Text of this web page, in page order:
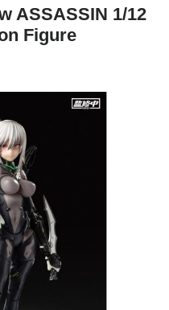
ASSASSIN 1/12
Figure